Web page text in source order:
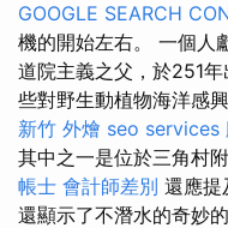
GOOGLE SEARCH
機的開始左右。 一個人
道院主義之父，於251年
些對野生動植物海洋感
新竹 外燴 seo services
其中之一是位於三角村
帳士 會計師差別 還應
還顯示了不潛水的奇妙